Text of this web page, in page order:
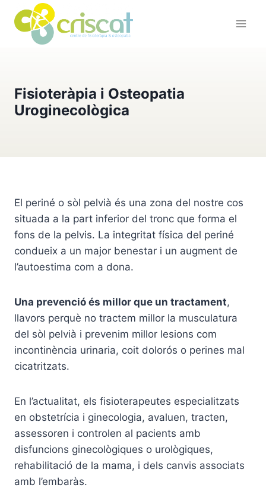
contingut
Fisioteràpia i Osteopatia
Uroginecològica
El periné o sòl pelvià és una zona del nostre cos
situada a la part inferior del tronc que forma el
fons de la pelvis. La integritat física del periné
condueix a un major benestar i un augment de
l’autoestima com a dona.
Una prevenció és millor que un tractament,
llavors perquè no tractem millor la musculatura
del sòl pelvià i prevenim millor lesions com
incontinència urinаria, coit dolorós o perines mal
cicatritzats.
En l’actualitat, els fisioterapeutes especialitzats
en obstetrícia i ginecologia, avaluen, tracten,
assessoren i controlen al pacients amb
disfuncions ginecològiques o urològiques,
rehabilitació de la mama, i dels canvis associats
amb l’embaràs.